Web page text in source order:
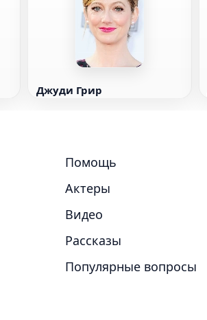
Джуди Грир
Помощь
Актеры
Видео
Рассказы
Популярные вопросы